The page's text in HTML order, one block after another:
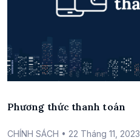
Phương thức thanh toán
CHÍNH SÁCH • 22 Tháng 11, 2023